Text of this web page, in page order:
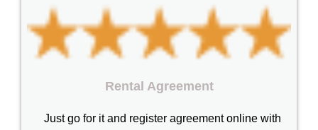
Rental Agreement
Just go for it and register agreement online with